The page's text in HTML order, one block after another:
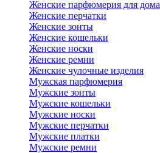
Женские парфюмерия для дома
Женские перчатки
Женские зонты
Женские кошельки
Женские носки
Женские ремни
Женские чулочные изделия
Мужская парфюмерия
Мужские зонты
Мужские кошельки
Мужские носки
Мужские перчатки
Мужские платки
Мужские ремни